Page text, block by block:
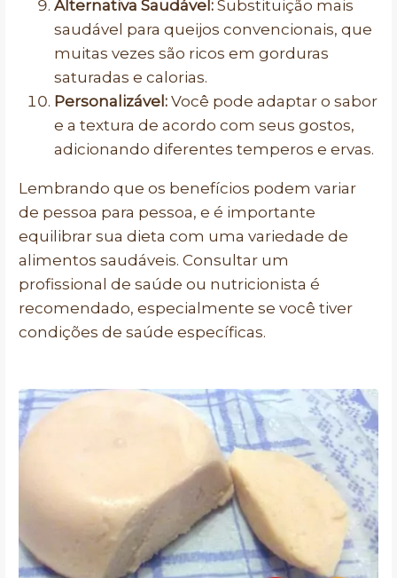
Alternativa Saudável: Substituição mais
saudável para queijos convencionais, que
muitas vezes são ricos em gorduras
saturadas e calorias.
Personalizável: Você pode adaptar o sabor
e a textura de acordo com seus gostos,
adicionando diferentes temperos e ervas.
Lembrando que os benefícios podem variar
de pessoa para pessoa, e é importante
equilibrar sua dieta com uma variedade de
alimentos saudáveis. Consultar um
profissional de saúde ou nutricionista é
recomendado, especialmente se você tiver
condições de saúde específicas.